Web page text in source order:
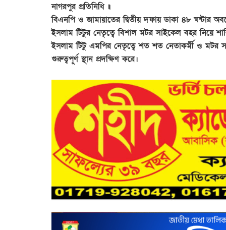
নাগরপুর প্রতিনিধি ॥
বিএনপি ও জামায়াতের দ্বিতীয় দফায় ডাকা ৪৮ ঘন্টার
ইসলাম টিটুর নেতৃত্বে বিশাল মটর সাইকেল বহর নিয়ে
ইসলাম টিটু এমপির নেতৃত্বে শত শত নেতাকর্মী ও মটর
গুরুত্বপূর্ণ স্থান প্রদক্ষিণ করে।